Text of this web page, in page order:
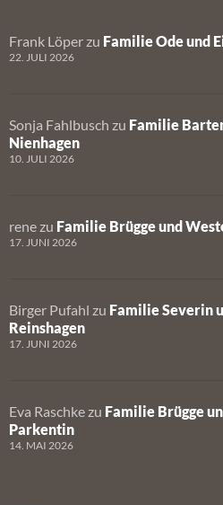
Frank Löper zu Familie Ode und
22. JULI 2026
Sonja Fahlbusch zu Familie
Nienhagen
10. JULI 2026
rene zu Familie Brügge und
17. JUNI 2026
Birger Pufahl zu Familie Severin
Reinshagen
17. JUNI 2026
Eva Raschke zu Familie Brügge
Parkentin
14. MAI 2026